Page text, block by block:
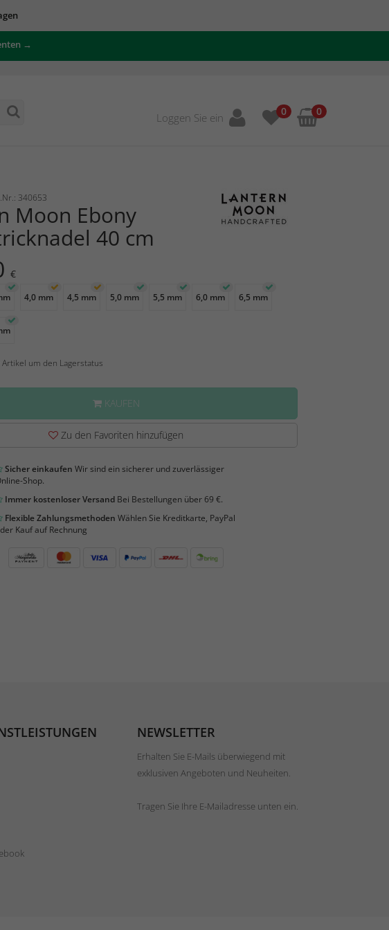
→
Loggen Sie ein 0 0
340653
Moon Ebony
40 cm
€
4,0 mm 4,5 mm 5,0 mm 5,5 mm 6,0 mm 6,5 mm
um den Lagerstatus
KAUFEN
Zu den Favoriten hinzufügen
Sicher einkaufen Wir sind ein sicherer und zuverlässiger
Shop.
Immer kostenloser VersandBei Bestellungen über 69 €.
Flexible Zahlungsmethoden Wählen Sie Kreditkarte, PayPal
Kauf auf Rechnung
NEWSLETTER
Erhalten Sie E-Mails überwiegend mit
exklusiven Angeboten und Neuheiten.
Tragen Sie Ihre E-Mailadresse unten ein.